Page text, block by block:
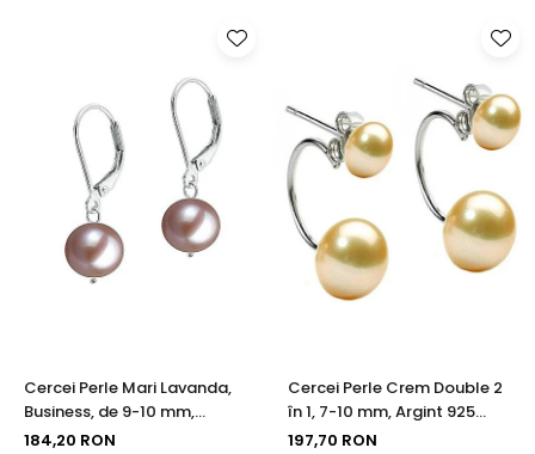
Cercei Perle Mari Lavanda,
Business, de 9-10 mm,
Tortiță Închisă, Argint 925 -
184,20 RON
Cercei Perle Crem Double 2
în 1, 7-10 mm, Argint 925
Placat cu Platină |
197,70 RON